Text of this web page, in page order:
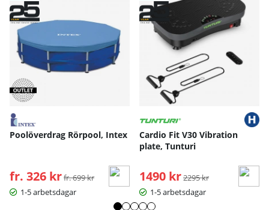
Poolöverdrag Rörpool, Intex
fr. 326 kr Ordinarie pris:
fr. 699 kr
1-5 arbetsdagar
Cardio Fit V30 Vibration
plate, Tunturi
1490 kr Ordinarie pris:
2295 kr
1-5 arbetsdagar